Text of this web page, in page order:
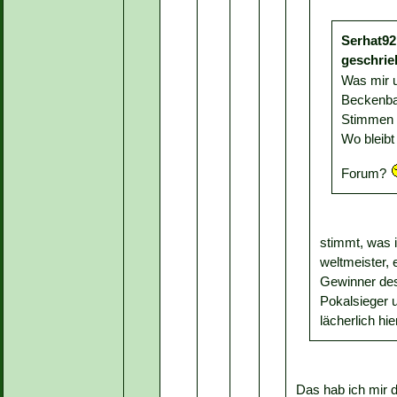
Was mir
Stimmen
Wo
Forum?
stimmt, was
weltmeister,
Gewinner
Pokalsieger
lächerlich
Das hab ich mir